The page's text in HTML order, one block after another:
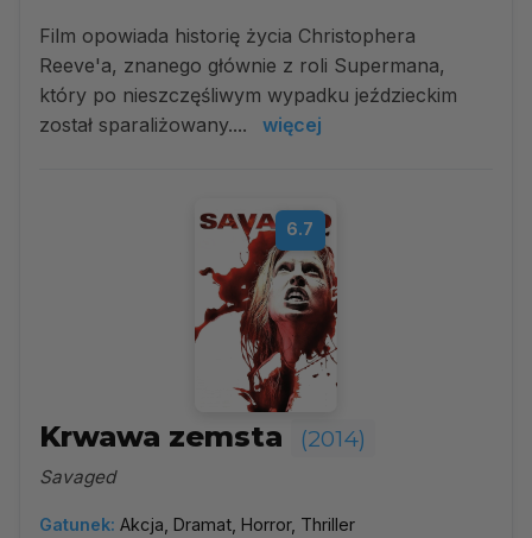
Film opowiada historię życia Christophera
Reeve'a, znanego głównie z roli Supermana,
który po nieszczęśliwym wypadku jeździeckim
został sparaliżowany....
więcej
6.7
Krwawa zemsta (2014)
Savaged
Gatunek: Akcja, Dramat, Horror, Thriller